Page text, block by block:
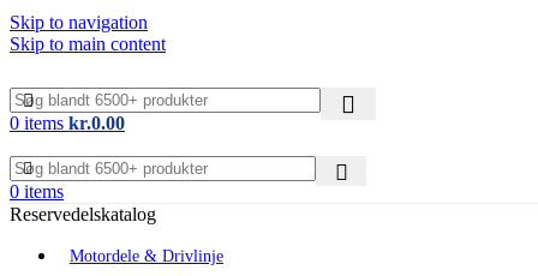
Skip to navigation
Skip to main content
0 items kr.0.00
0 items
Reservedelskatalog
Motordele & Drivlinje